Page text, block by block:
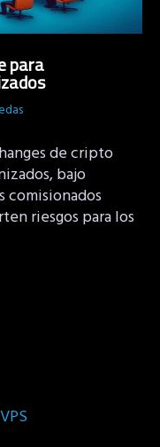
para
de cripto
bajo
comisionados
riesgos para los